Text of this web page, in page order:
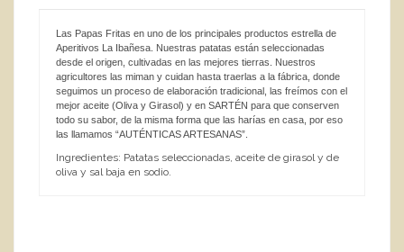
Las Papas Fritas en uno de los principales productos estrella de
Aperitivos La Ibañesa. Nuestras patatas están seleccionadas
desde el origen, cultivadas en las mejores tierras. Nuestros
agricultores las miman y cuidan hasta traerlas a la fábrica, donde
seguimos un proceso de elaboración tradicional, las freímos con el
mejor aceite (Oliva y Girasol) y en SARTÉN para que conserven
todo su sabor, de la misma forma que las harías en casa, por eso
las llamamos “AUTÉNTICAS ARTESANAS”.
Ingredientes: Patatas seleccionadas, aceite de girasol y de
oliva y sal baja en sodio.